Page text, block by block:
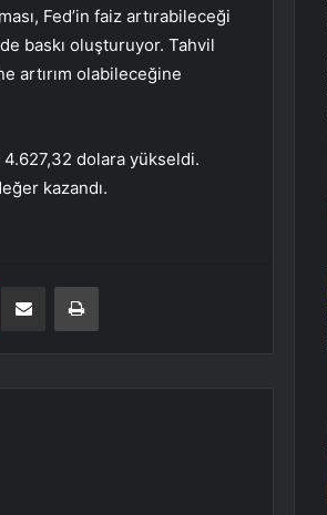
Fed’in faiz artırabileceği
baskı oluşturuyor. Tahvil
artırım olabileceğine
4.627,32 dolara yükseldi.
kazandı.
E-Posta ile paylaş Yazdır